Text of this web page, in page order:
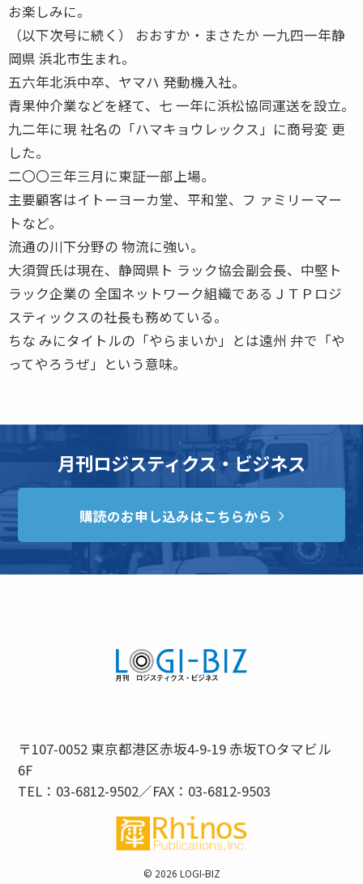
お楽しみに。
（以下次号に続く） おおすか・まさたか 一九四一年静
岡県 浜北市生まれ。
五六年北浜中卒、ヤマハ 発動機入社。
青果仲介業などを経て、七 一年に浜松協同運送を設立。
九二年に現 社名の「ハマキョウレックス」に商号変 更
した。
二〇〇三年三月に東証一部上場。
主要顧客はイトーヨーカ堂、平和堂、フ ァミリーマー
トなど。
流通の川下分野の 物流に強い。
大須賀氏は現在、静岡県ト ラック協会副会長、中堅ト
ラック企業の 全国ネットワーク組織であるＪＴＰロジ
スティックスの社長も務めている。
ちな みにタイトルの「やらまいか」とは遠州 弁で「や
ってやろうぜ」という意味。
月刊ロジスティクス・ビジネス
購読のお申し込みはこちらから
〒107-0052 東京都港区赤坂4-9-19 赤坂TOタマビル
6F
TEL：03-6812-9502／FAX：03-6812-9503
© 2026 LOGI-BIZ